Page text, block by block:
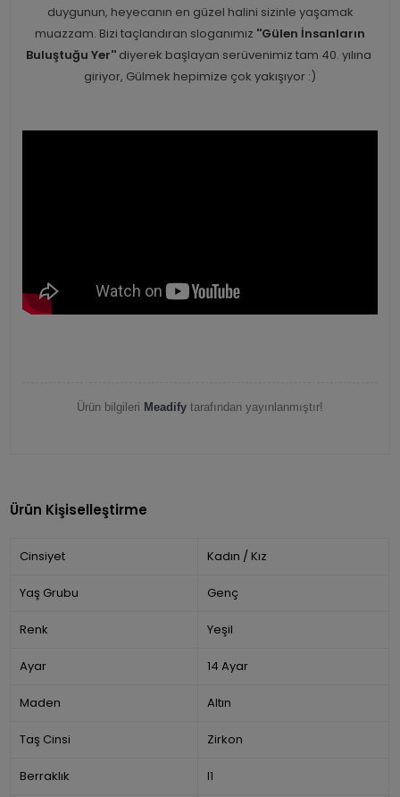
duygunun, heyecanın en güzel halini sizinle yaşamak
muazzam. Bizi taçlandıran sloganımız ''Gülen İnsanların
Buluştuğu Yer'' diyerek başlayan serüvenimiz tam 40. yılına
giriyor, Gülmek hepimize çok yakışıyor :)
Ürün bilgileri Meadify tarafından yayınlanmıştır!
Ürün Kişiselleştirme
Cinsiyet Kadın / Kız
Yaş Grubu Genç
Renk Yeşil
Ayar 14 Ayar
Maden Altın
Taş Cinsi Zirkon
Berraklık I1